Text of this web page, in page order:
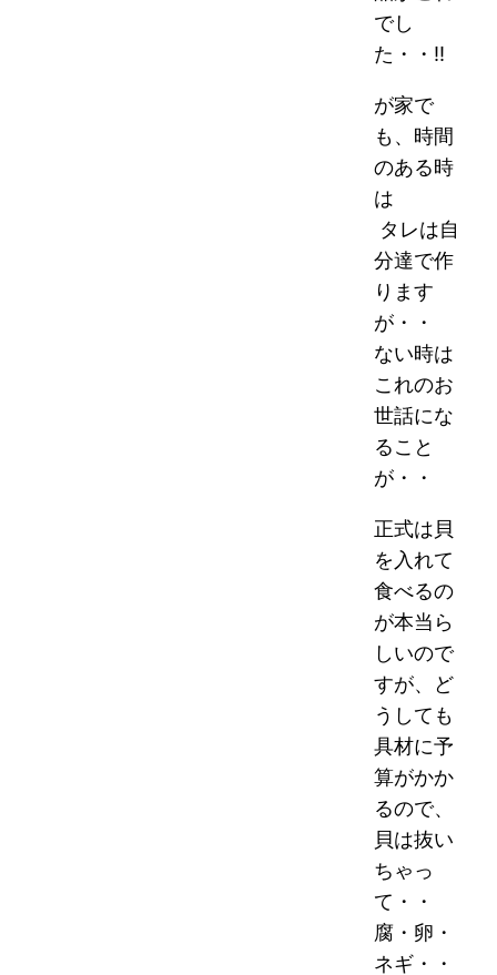
でし
た・・!!
が家で
も、時間
のある時
は
タレは自
分達で作
ります
が・・
ない時は
これのお
世話にな
ること
が・・
正式は貝
を入れて
食べるの
が本当ら
しいので
すが、ど
うしても
具材に予
算がかか
るので、
貝は抜い
ちゃっ
て・・
腐・卵・
ネギ・・